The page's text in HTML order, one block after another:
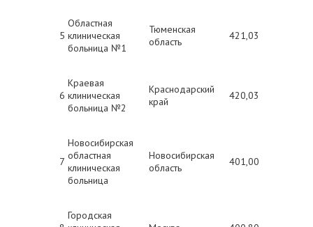
5
Областная
клиническая
больница №1
Тюменская
область
421,03
6
Краевая
клиническая
больница №2
Краснодарский
край
420,03
7
Новосибирская
областная
клиническая
больница
Новосибирская
область
401,00
Городская